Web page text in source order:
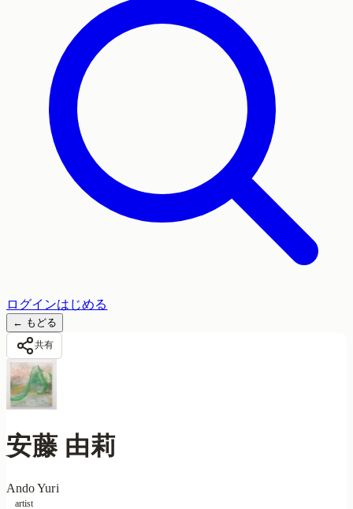
ログインはじめる
← もどる
共有
安藤 由莉
Ando Yuri
artist